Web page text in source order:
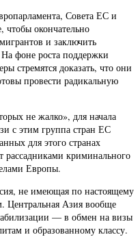
Совета ЕС и
чтобы окончательно
и заключить
фоне роста поддержки
стремятся доказать, что они
провести радикальную
не жалко», для начала
с этим группа стран ЕС
для этого странах
рассадниками криминального
Европы.
не имеющая по настоящему
Центральная Азия вообще
— в обмен на визы
и образованному классу.